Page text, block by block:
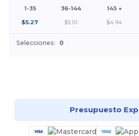
1-35 36-144 145 +
$5.27 $5.10 $4.94
Selecciones: 0
Presupuesto